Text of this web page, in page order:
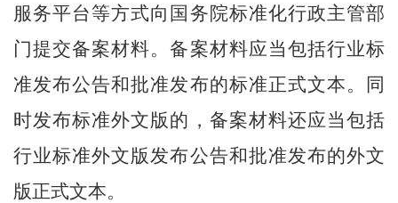
服务平台等方式向国务院标准化行政主管部
门提交备案材料。备案材料应当包括行业标
准发布公告和批准发布的标准正式文本。同
时发布标准外文版的，备案材料还应当包括
行业标准外文版发布公告和批准发布的外文
版正式文本。